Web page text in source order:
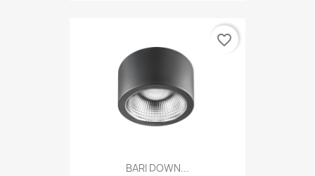
BARI DOWN...
favorite_border